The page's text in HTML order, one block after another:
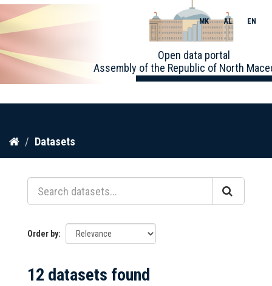
Skip
content
Open data portal
Assembly of the Republic of North
MK AL EN
Datasets
Order by
12 datasets found